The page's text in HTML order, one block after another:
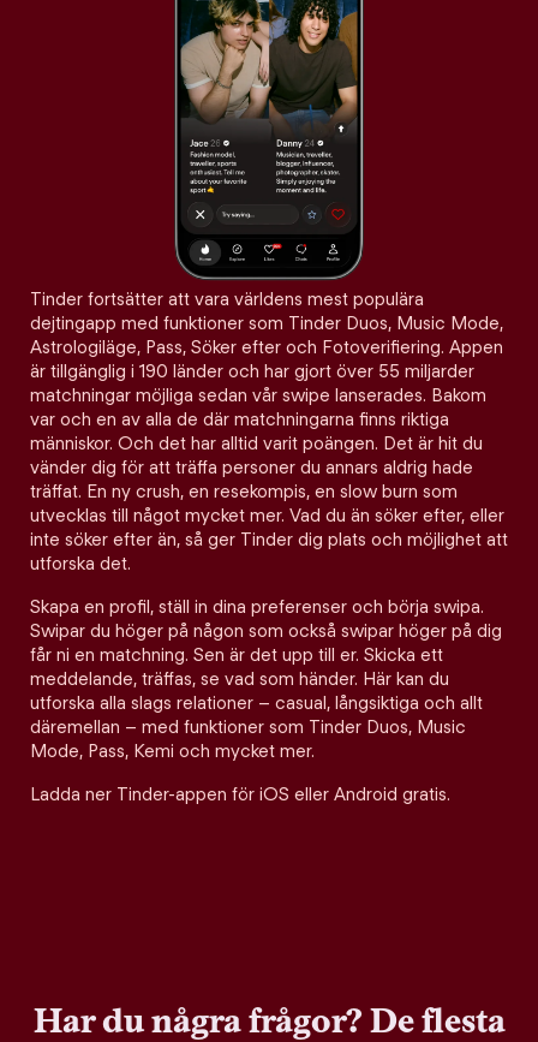
Tinder fortsätter att vara världens mest populära
dejtingapp med funktioner som Tinder Duos, Music Mode,
Astrologiläge, Pass, Söker efter och Fotoverifiering. Appen
är tillgänglig i 190 länder och har gjort över 55 miljarder
matchningar möjliga sedan vår swipe lanserades. Bakom
var och en av alla de där matchningarna finns riktiga
människor. Och det har alltid varit poängen. Det är hit du
vänder dig för att träffa personer du annars aldrig hade
träffat. En ny crush, en resekompis, en slow burn som
utvecklas till något mycket mer. Vad du än söker efter, eller
inte söker efter än, så ger Tinder dig plats och möjlighet att
utforska det.
Skapa en profil, ställ in dina preferenser och börja swipa.
Swipar du höger på någon som också swipar höger på dig
får ni en matchning. Sen är det upp till er. Skicka ett
meddelande, träffas, se vad som händer. Här kan du
utforska alla slags relationer – casual, långsiktiga och allt
däremellan – med funktioner som Tinder Duos, Music
Mode, Pass, Kemi och mycket mer.
Ladda ner Tinder-appen för iOS eller Android gratis.
Har du några frågor? De flesta